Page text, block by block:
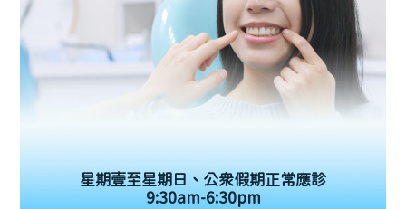
星期壹至星期日、公眾假期正常應診
9:30am-6:30pm